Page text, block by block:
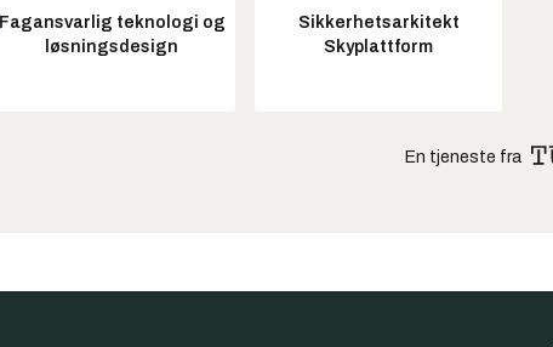
Fagansvarlig teknologi og
løsningsdesign
Sikkerhetsarkitekt
Skyplattform
En tjeneste fra